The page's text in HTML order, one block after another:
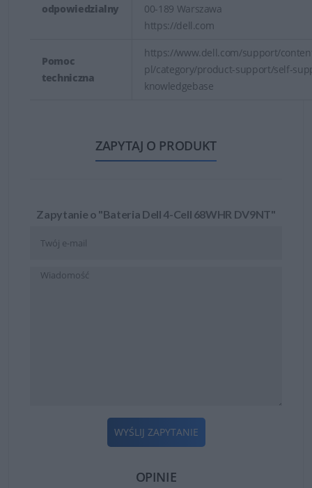
odpowiedzialny
00-189 Warszawa
https://dell.com
Pomoc
techniczna
https://www.dell.com/support/
pl/category/product-support/self-
knowledgebase
ZAPYTAJ O PRODUKT
Zapytanie o "Bateria Dell 4-Cell 68WHR DV9NT"
WYŚLIJ ZAPYTANIE
OPINIE